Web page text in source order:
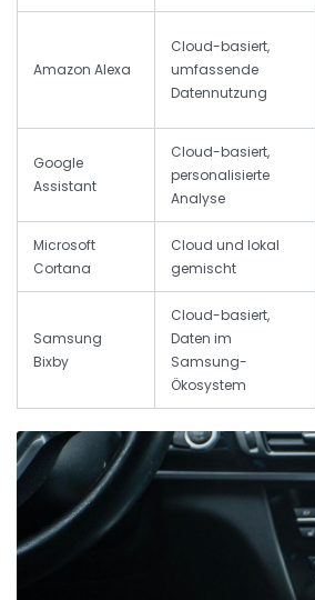
Amazon Alexa
Cloud-basiert,
umfassende
Datennutzung
Google
Assistant
Cloud-basiert,
personalisierte
Analyse
Microsoft
Cortana
Cloud und lokal
gemischt
Samsung
Bixby
Cloud-basiert,
Daten im
Samsung-
Ökosystem